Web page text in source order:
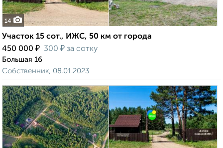
14
Участок 15 сот., ИЖС, 50 км от города
450 000 ₽ 300 ₽ за сотку
Большая 16
Собственник, 08.01.2023